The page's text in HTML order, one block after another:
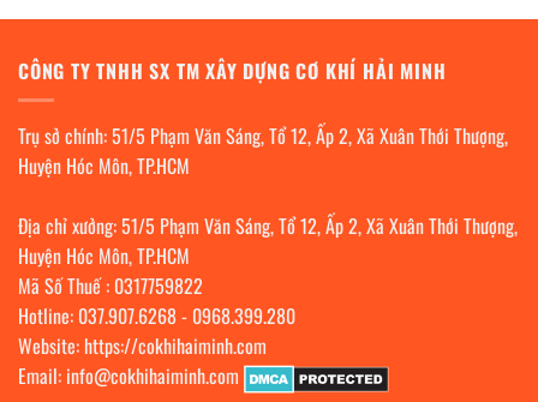
CÔNG TY TNHH SX TM XÂY DỰNG CƠ KHÍ HẢI MINH
Trụ sở chính: 51/5 Phạm Văn Sáng, Tổ 12, Ấp 2, Xã Xuân Thới Thượng,
Huyện Hóc Môn, TP.HCM
Địa chỉ xưởng: 51/5 Phạm Văn Sáng, Tổ 12, Ấp 2, Xã Xuân Thới Thượng,
Huyện Hóc Môn, TP.HCM
Mã Số Thuế : 0317759822
Hotline: 037.907.6268- 0968.399.280
Website: https://cokhihaiminh.com
Email: info@cokhihaiminh.com